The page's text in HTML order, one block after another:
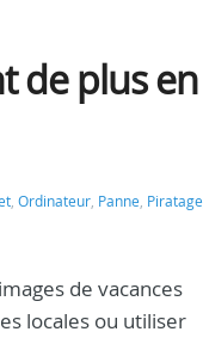
de plus en
, Ordinateur, Panne, Piratage
de vacances
locales ou utiliser